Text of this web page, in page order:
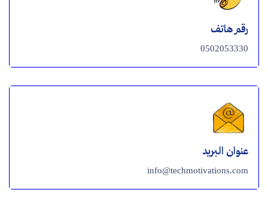
رقم هاتف
0502053330
عنوان البريد
info@techmotivations.com